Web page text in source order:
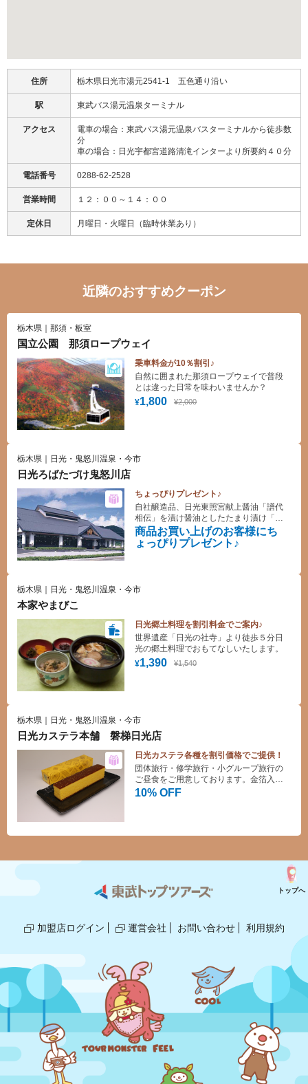
住所 栃木県日光市湯元2541-1 五色通り沿い
駅 東武バス湯元温泉ターミナル
アクセス
電車の場合：東武バス湯元温泉バスターミナルから徒歩数
分
車の場合：日光宇都宮道路清滝インターより所要約４０分
電話番号 0288-62-2528
営業時間 １２：００～１４：００
定休日 月曜日・火曜日（臨時休業あり）
近隣のおすすめクーポン
栃木県｜那須・板室
国立公園 那須ロープウェイ
乗車料金が10％割引♪
¥1,800 ¥2,000
自然に囲まれた那須ロープウェイで普段
とは違った日常を味わいませんか？
栃木県｜日光・鬼怒川温泉・今市
日光ろばたづけ鬼怒川店
ちょっぴりプレゼント♪
商品お買い上げのお客様にち
ょっぴりプレゼント♪
自社醸造品、日光東照宮献上醤油「譜代
相伝」を漬け醤油としたたまり漬け「日
光ろばたづけ」の直売店。自社製造品の
他にも、地酒・お菓子・ゆば・牧場製品
など日光・鬼怒川のお土産品多数あり。
栃木県｜日光・鬼怒川温泉・今市
本家やまびこ
日光郷土料理を割引料金でご案内♪
¥1,390 ¥1,540
世界遺産「日光の社寺」より徒歩５分日
光の郷土料理でおもてなしいたします。
栃木県｜日光・鬼怒川温泉・今市
日光カステラ本舗 磐梯日光店
日光カステラ各種を割引価格でご提供！
10% OFF
団体旅行・修学旅行・小グループ旅行の
ご昼食をご用意しております。金箔入り
日光カステラをはじめ、日光のお土産も
加盟店ログイン 運営会社 お問い合わせ 利用規約
トップへ